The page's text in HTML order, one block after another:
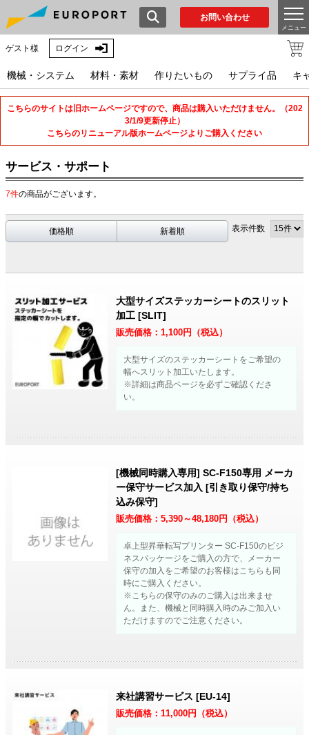
お問い合わせ
メニュー
ゲスト様 ログイン
機械・システム 材料・素材 作りたいもの サプライ品 キ
こちらのサイトは旧ホームページですので、商品は購入いただけません。（202
3/1/9更新停止）
こちらのリニューアル版ホームページよりご購入ください
サービス・サポート
7件の商品がございます。
価格順 新着順 表示件数
大型サイズステッカーシートのスリット
加工 [SLIT]
販売価格：1,100円（税込）
大型サイズのステッカーシートをご希望の
幅へスリット加工いたします。
※詳細は商品ページを必ずご確認くださ
い。
[機械同時購入専用] SC-F150専用 メーカ
ー保守サービス加入 [引き取り保守/持ち
込み保守]
販売価格：5,390～48,180円（税込）
卓上型昇華転写プリンター SC-F150のビジ
ネスパッケージをご購入の方で、メーカー
保守の加入をご希望のお客様はこちらも同
時にご購入ください。
※こちらの保守のみのご購入は出来ませ
ん。また、機械と同時購入時のみご加入い
ただけますのでご注意ください。
来社講習サービス [EU-14]
販売価格：11,000円（税込）